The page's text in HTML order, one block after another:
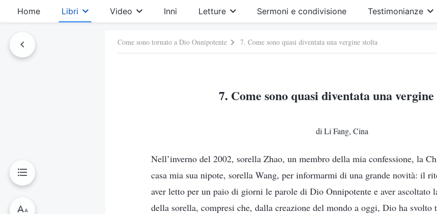
Home Libri Video Inni Letture Sermoni e condivisione Testimonianze
Come sono tornato a Dio Onnipotente 7. Come sono quasi diventata una vergine stolta
7. Come sono quasi diventata una
di Li Fang, Cina
Nell’inverno del 2002, sorella Zhao, un membro della mia confessione, la
casa mia sua nipote, sorella Wang, per informarmi di una grande novità: il
aver letto per un paio di giorni le parole di Dio Onnipotente e aver ascoltato
della sorella, compresi che, dalla creazione del mondo a oggi, Dio ha svolto